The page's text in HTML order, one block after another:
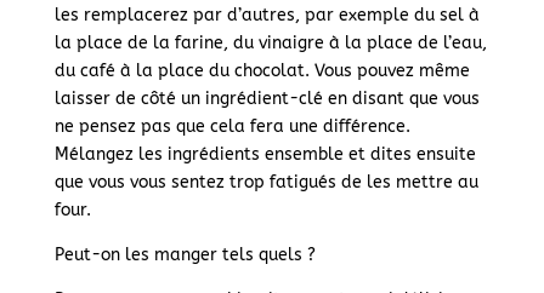
les remplacerez par d’autres, par exemple du sel à
la place de la farine, du vinaigre à la place de l’eau,
du café à la place du chocolat. Vous pouvez même
laisser de côté un ingrédient-clé en disant que vous
ne pensez pas que cela fera une différence.
Mélangez les ingrédients ensemble et dites ensuite
que vous vous sentez trop fatigués de les mettre au
four.
Peut-on les manger tels quels ?